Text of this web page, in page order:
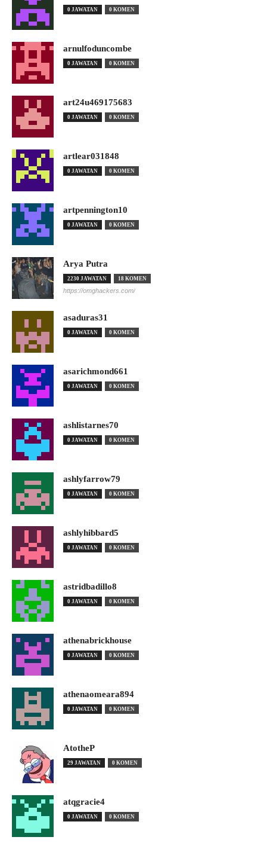
0 JAWATAN 0 KOMEN
arnulfoduncombe
0 JAWATAN 0 KOMEN
art24u469175683
0 JAWATAN 0 KOMEN
artlear031848
0 JAWATAN 0 KOMEN
artpennington10
0 JAWATAN 0 KOMEN
Arya Putra
2230 JAWATAN 18 KOMEN
https://omghackers.com/
asaduras31
0 JAWATAN 0 KOMEN
asarichmond661
0 JAWATAN 0 KOMEN
ashlistarnes70
0 JAWATAN 0 KOMEN
ashlyfarrow79
0 JAWATAN 0 KOMEN
ashlyhibbard5
0 JAWATAN 0 KOMEN
astridbadillo8
0 JAWATAN 0 KOMEN
athenabrickhouse
0 JAWATAN 0 KOMEN
athenaomeara894
0 JAWATAN 0 KOMEN
AtotheP
29 JAWATAN 0 KOMEN
atqgracie4
0 JAWATAN 0 KOMEN